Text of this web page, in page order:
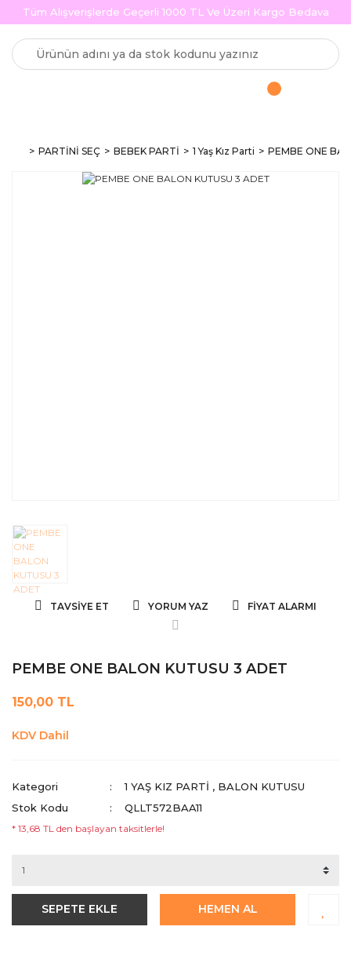
Tüm Alışverişlerde Geçerli 1000 TL Ve Üzeri Kargo Bedava
PARTİNİ SEÇ BEBEK PARTİ 1 Yaş Kız Parti PEMBE ONE
TAVSIYE ET YORUM YAZ FIYAT ALARMI
PEMBE ONE BALON KUTUSU 3 ADET
150,00 TL
KDV Dahil
Kategori 1 YAŞ KIZ PARTI , BALON KUTUSU
Stok Kodu
QLLT572BAA11
* 13,68 TL den başlayan taksitlerle!
SEPETE EKLE HEMEN AL